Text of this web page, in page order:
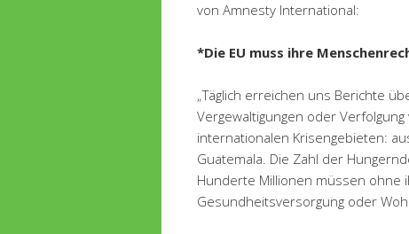
von Amnesty International:
*Die EU muss ihre
„Täglich erreichen uns Berichte
Vergewaltigungen oder
internationalen Krisengebieten:
Guatemala. Die Zahl der
Hunderte Millionen müssen ohne
Gesundheitsversorgung oder